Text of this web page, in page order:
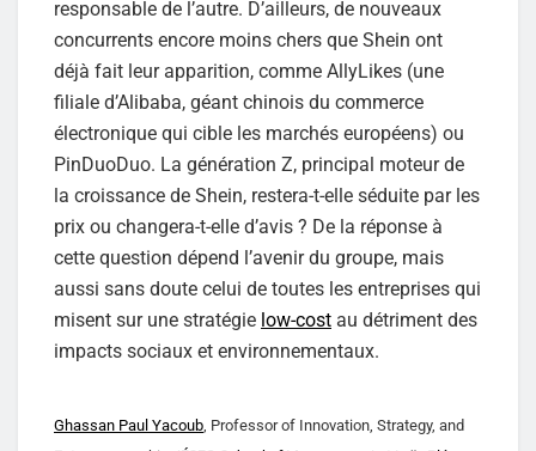
responsable de l’autre. D’ailleurs, de nouveaux
concurrents encore moins chers que Shein ont
déjà fait leur apparition, comme AllyLikes (une
filiale d’Alibaba, géant chinois du commerce
électronique qui cible les marchés européens) ou
PinDuoDuo. La génération Z, principal moteur de
la croissance de Shein, restera-t-elle séduite par les
prix ou changera-t-elle d’avis ? De la réponse à
cette question dépend l’avenir du groupe, mais
aussi sans doute celui de toutes les entreprises qui
misent sur une stratégie low-cost au détriment des
impacts sociaux et environnementaux.
Ghassan Paul Yacoub , Professor of Innovation, Strategy, and